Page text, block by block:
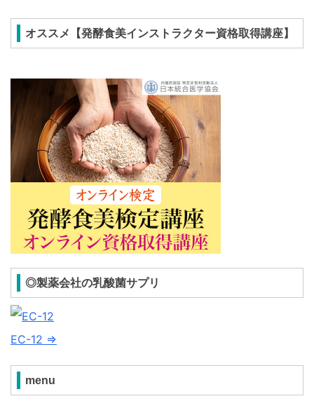
オススメ【発酵食美インストラクター資格取得講座】
◎製薬会社の乳酸菌サプリ
EC-12 ⇒
menu